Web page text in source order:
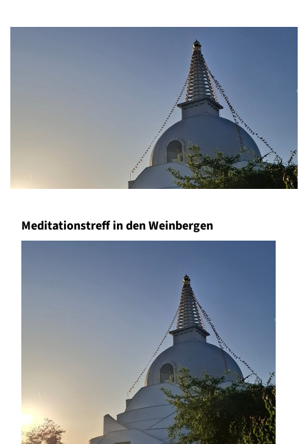
Meditationstreff in den Weinbergen